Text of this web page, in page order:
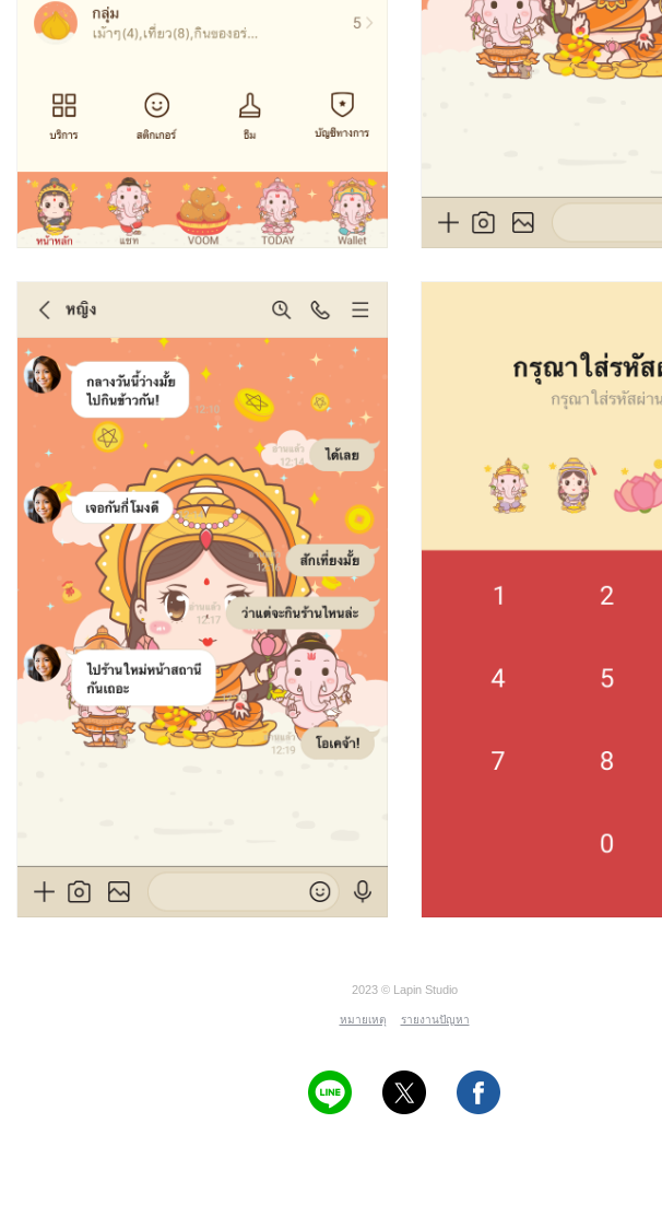
2023 © Lapin Studio
หมายเหตุ รายงานปัญหา